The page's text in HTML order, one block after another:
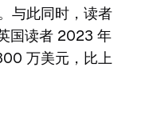
。与此同时，读者
国读者 2023 年
万美元，比上